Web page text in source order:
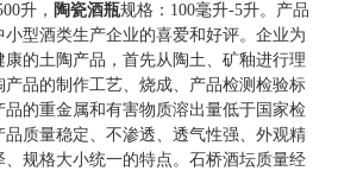
升， 陶瓷酒瓶规格：100毫升-5升。产品
型酒类生产企业的喜爱和好评。企业为
的土陶产品，首先从陶土、矿釉进行理
品的制作工艺、烧成、产品检测检验标
的重金属和有害物质溶出量低于国家检
质量稳定、不渗透、透气性强、外观精
规格大小统一的特点。石桥酒坛质量经